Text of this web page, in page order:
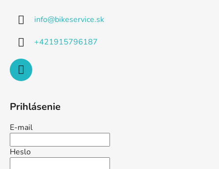
info@bikeservice.sk
+421915796187
Prihlásenie
E-mail
Heslo